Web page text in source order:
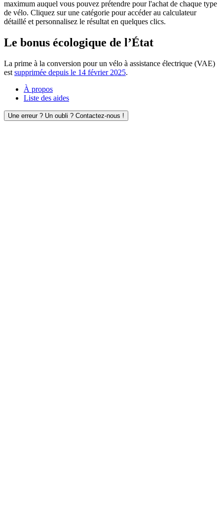
maximum auquel vous pouvez prétendre pour l'achat de chaque type
de vélo. Cliquez sur une catégorie pour accéder au calculateur
détaillé et personnalisez le résultat en quelques clics.
Le bonus écologique de l’État
La prime à la conversion pour un vélo à assistance électrique (VAE)
est supprimée depuis le 14 février 2025.
À propos
Liste des aides
Une erreur ? Un oubli ? Contactez-nous !